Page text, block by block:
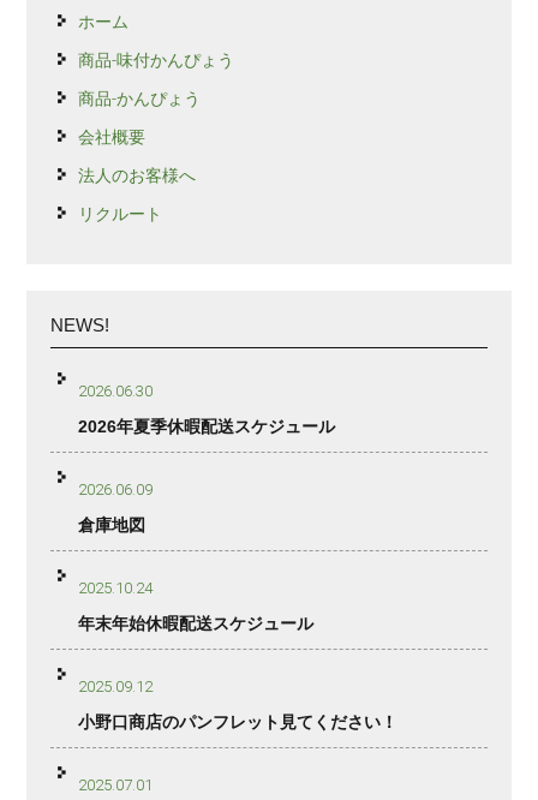
ホーム
商品-味付かんぴょう
商品-かんぴょう
会社概要
法人のお客様へ
リクルート
NEWS!
2026.06.30
2026年夏季休暇配送スケジュール
2026.06.09
倉庫地図
2025.10.24
年末年始休暇配送スケジュール
2025.09.12
小野口商店のパンフレット見てください！
2025.07.01